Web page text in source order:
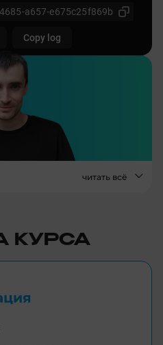
читать всё
КУРСА